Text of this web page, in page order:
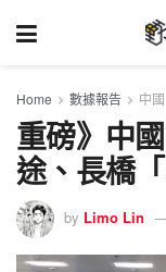
Home 數據報告 中國
重磅》中
途、長橋
by Limo Lin